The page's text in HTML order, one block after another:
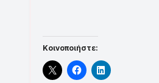
Κοινοποιήστε: